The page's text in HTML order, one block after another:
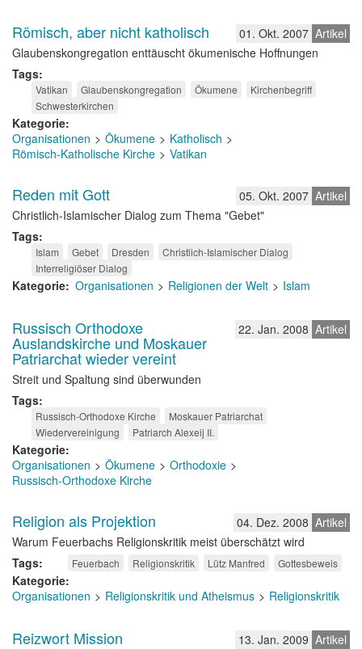
Artikel
01. Okt. 2007
Römisch, aber nicht katholisch
Glaubenskongregation enttäuscht ökumenische Hoffnungen
Tags
Vatikan Glaubenskongregation Ökumene
Kirchenbegriff
Schwesterkirchen
Kategorie
Organisationen
Ökumene
Katholisch
Römisch-Katholische Kirche
Vatikan
Artikel
05. Okt. 2007
Reden mit Gott
Christlich-Islamischer Dialog zum Thema "Gebet"
Tags
Islam Gebet Dresden
Christlich-Islamischer Dialog
Interreligiöser Dialog
Kategorie Organisationen Religionen der Welt Islam
Artikel
22. Jan. 2008
Russisch Orthodoxe
Auslandskirche und Moskauer
Patriarchat wieder vereint
Streit und Spaltung sind überwunden
Tags
Russisch-Orthodoxe Kirche
Moskauer Patriarchat
Wiedervereinigung
Patriarch Alexeij II.
Kategorie
Organisationen
Ökumene
Orthodoxie
Russisch-Orthodoxe Kirche
Artikel
04. Dez. 2008
Religion als Projektion
Warum Feuerbachs Religionskritik meist überschätzt wird
Tags
Feuerbach Religionskritik Lütz Manfred Gottesbeweis
Kategorie
Organisationen
Religionskritik und Atheismus Religionskritik
Artikel
13. Jan. 2009
Reizwort Mission